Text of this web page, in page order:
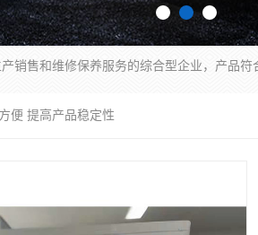
便 提高产品稳定性